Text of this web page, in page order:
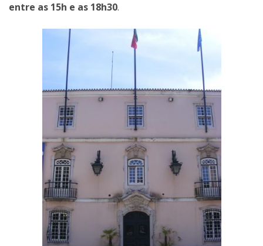
entre as 15h e as 18h30.